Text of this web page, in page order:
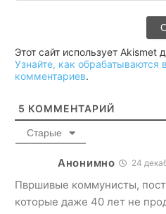
Этот сайт использует
Узнайте, как обрабатываются
комментариев.
5 КОММЕНТАРИЙ
Старые
Анонимно 24
Пвршивые коммунисты,
которые даже 40 лет не